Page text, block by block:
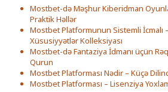
Mostbet-də Məşhur Kiberidman
Praktik Həllər
Mostbet Platformunun Sistemli İcmalı
Xüsusiyyətlər Kolleksiyası
Mostbet-də Fantaziya İdmanı üçün
Qurun
Mostbet Platforması Nədir – Küçə
Mostbet Platforması – Lisenziya